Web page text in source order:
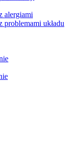
alergiami
układu